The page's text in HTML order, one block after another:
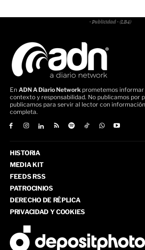
- Publicidad - (LB4)
En ADN A Diario Network prometemos
contexto y responsabilidad. No publicamos por
publicamos para servir al lector con
completa.
HISTORIA
MEDIA KIT
FEEDS RSS
PATROCINIOS
DERECHO DE RÉPLICA
PRIVACIDAD Y COOKIES